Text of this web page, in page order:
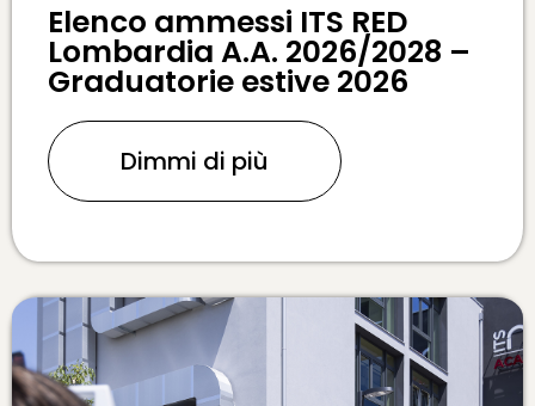
Elenco ammessi ITS RED
Lombardia A.A. 2026/2028 –
Graduatorie estive 2026
Dimmi di più